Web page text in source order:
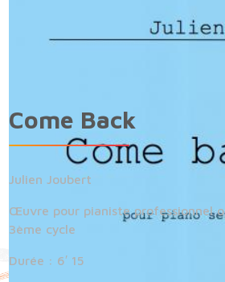
Come Back
Julien Joubert
Œuvre pour pianiste professionnel
3ème cycle
Durée : 6′ 15